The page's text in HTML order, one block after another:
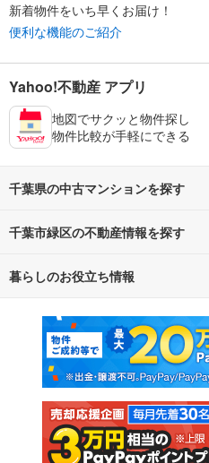
新着物件をいち早くお届け！
便利な機能のご紹介
Yahoo!不動産 アプリ
地図でサクッと物件探し
物件比較が手軽にできる
千葉県の中古マンションを探す
路線・駅から探す
通勤・通学時間から探す
千葉市緑区の不動産情報を探す
不動産・住宅
新築マンション
新築一戸建て
注文住宅
暮らしのお役立ち情報
マンションカタログ